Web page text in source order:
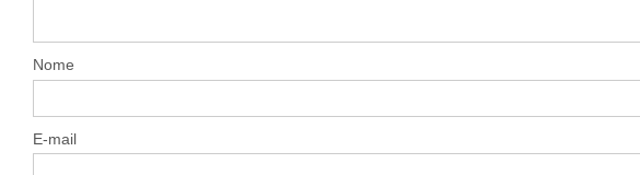
Nome
E-mail